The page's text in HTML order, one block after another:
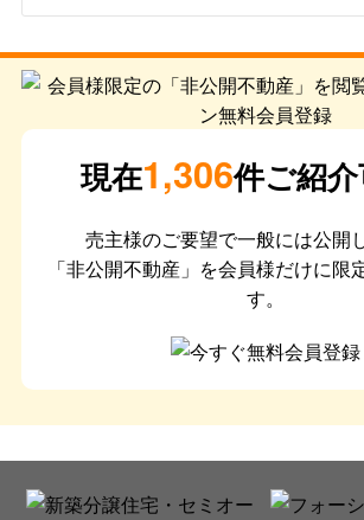
現在1,306件ご紹介
売主様のご要望で一般には公開
「非公開不動産」を会員様だけに限
す。